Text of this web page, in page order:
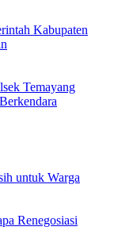
Kabupaten
Temayang
untuk Warga
Renegosiasi